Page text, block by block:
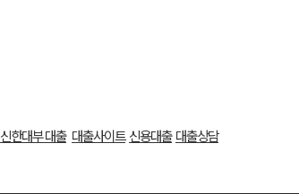
신한대부 대출 대출사이트 신용대출 대출상담